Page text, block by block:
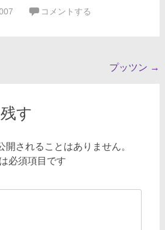
コメントする
プッツン →
す
開されることはありません。
必須項目です